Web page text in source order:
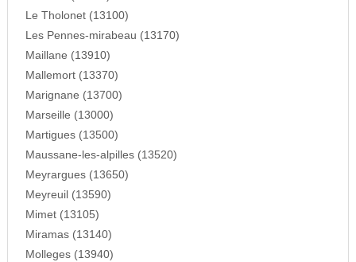
Le Tholonet (13100)
Les Pennes-mirabeau (13170)
Maillane (13910)
Mallemort (13370)
Marignane (13700)
Marseille (13000)
Martigues (13500)
Maussane-les-alpilles (13520)
Meyrargues (13650)
Meyreuil (13590)
Mimet (13105)
Miramas (13140)
Molleges (13940)